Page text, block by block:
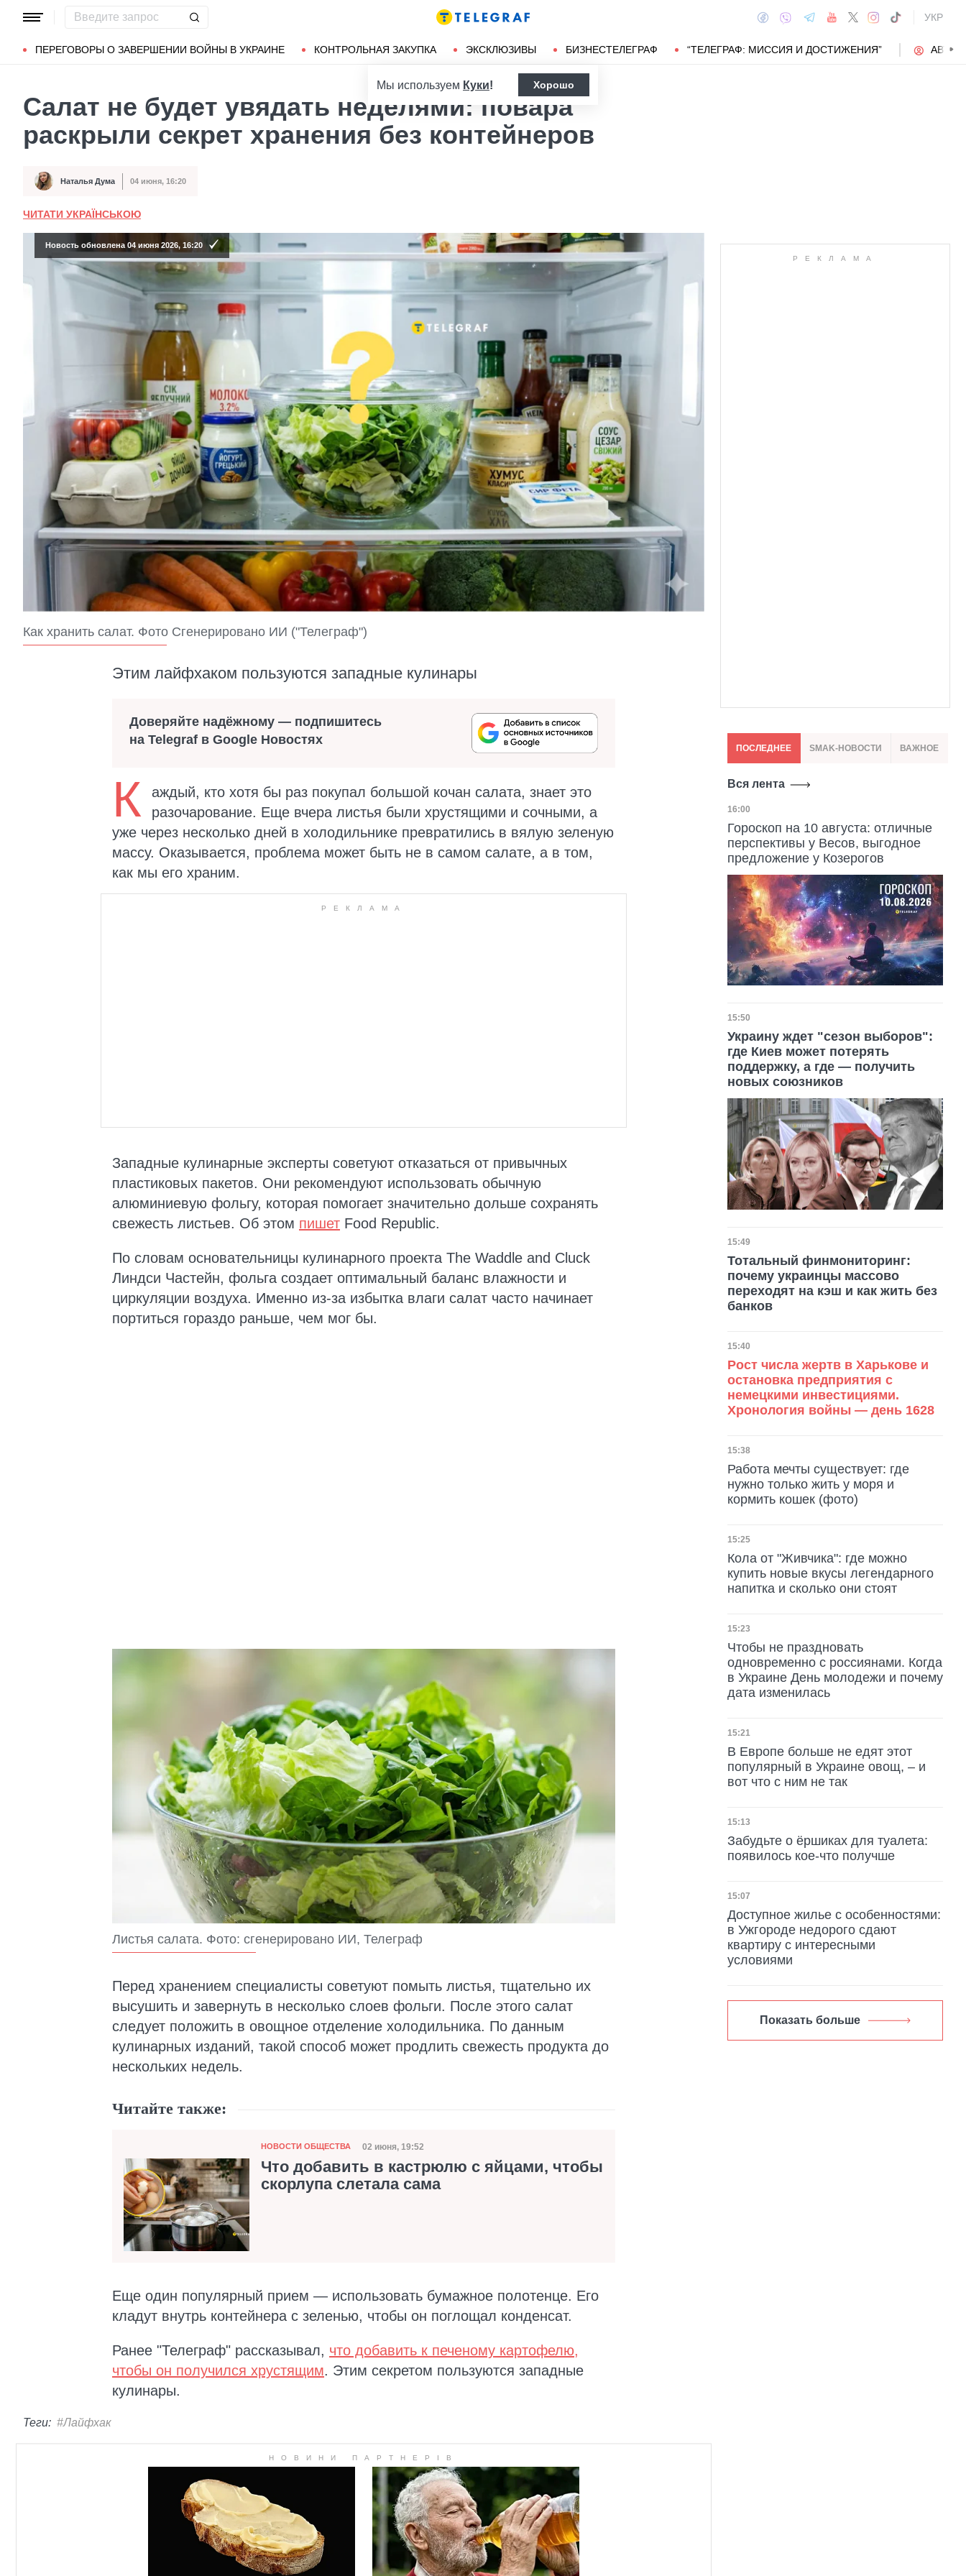
УКР
ПЕРЕГОВОРЫ О ЗАВЕРШЕНИИ ВОЙНЫ В УКРАИНЕ КОНТРОЛЬНАЯ ЗАКУПКА ЭКСКЛЮЗИВЫ БИЗНЕСТЕЛЕГРАФ “ТЕЛЕГРАФ: МИССИЯ И ДОСТИЖЕНИЯ”
Популярные запросы Мариуполь
Мы используем Куки! Хорошо
Салат не будет увядать неделями: повара
раскрыли секрет хранения без контейнеров
Автор Наталья Дума
Дата публикации 04 июня, 16:20
ЧИТАТИ УКРАЇНСЬКОЮ
Новость обновлена 04 июня 2026, 16:20
Как хранить салат. Фото Сгенерировано ИИ ("Телеграф")
Этим лайфхаком пользуются западные кулинары
Доверяйте надёжному — подпишитесь
на Telegraf в Google Новостях
К
аждый, кто хотя бы раз покупал большой кочан салата, знает это
разочарование. Еще вчера листья были хрустящими и сочными, а
уже через несколько дней в холодильнике превратились в вялую зеленую
массу. Оказывается, проблема может быть не в самом салате, а в том,
как мы его храним.
Западные кулинарные эксперты советуют отказаться от привычных
пластиковых пакетов. Они рекомендуют использовать обычную
алюминиевую фольгу, которая помогает значительно дольше сохранять
свежесть листьев. Об этом пишет Food Republic.
По словам основательницы кулинарного проекта The Waddle and Cluck
Линдси Частейн, фольга создает оптимальный баланс влажности и
циркуляции воздуха. Именно из-за избытка влаги салат часто начинает
портиться гораздо раньше, чем мог бы.
Листья салата. Фото: сгенерировано ИИ, Телеграф
Перед хранением специалисты советуют помыть листья, тщательно их
высушить и завернуть в несколько слоев фольги. После этого салат
следует положить в овощное отделение холодильника. По данным
кулинарных изданий, такой способ может продлить свежесть продукта до
нескольких недель.
Читайте также:
Категория
НОВОСТИ ОБЩЕСТВА Дата публикации
02 июня, 19:52
Что добавить в кастрюлю с яйцами, чтобы
скорлупа слетала сама
Еще один популярный прием — использовать бумажное полотенце. Его
кладут внутрь контейнера с зеленью, чтобы он поглощал конденсат.
Ранее "Телеграф" рассказывал, что добавить к печеному картофелю,
чтобы он получился хрустящим. Этим секретом пользуются западные
кулинары.
Теги: #Лайфхак
ПОСЛЕДНЕЕ SMAK-НОВОСТИ ВАЖНОЕ
Вся лента
Дата публикации
16:00
Гороскоп на 10 августа: отличные
перспективы у Весов, выгодное
предложение у Козерогов
Дата публикации
15:50
Украину ждет "сезон выборов":
где Киев может потерять
поддержку, а где — получить
новых союзников
Дата публикации
15:49
Тотальный финмониторинг:
почему украинцы массово
переходят на кэш и как жить без
банков
Дата публикации
15:40
Рост числа жертв в Харькове и
остановка предприятия с
немецкими инвестициями.
Хронология войны — день 1628
Дата публикации
15:38
Работа мечты существует: где
нужно только жить у моря и
кормить кошек (фото)
Дата публикации
15:25
Кола от "Живчика": где можно
купить новые вкусы легендарного
напитка и сколько они стоят
Дата публикации
15:23
Чтобы не праздновать
одновременно с россиянами. Когда
в Украине День молодежи и почему
дата изменилась
Дата публикации
15:21
В Европе больше не едят этот
популярный в Украине овощ, – и
вот что с ним не так
Дата публикации
15:13
Забудьте о ёршиках для туалета:
появилось кое-что получше
Дата публикации
15:07
Доступное жилье с особенностями:
в Ужгороде недорого сдают
квартиру с интересными
условиями
Показать больше